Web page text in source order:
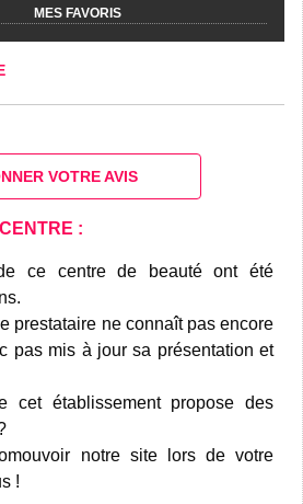
MES FAVORIS
VOTRE AVIS
:
ce centre de beauté ont été
prestataire ne connaît pas encore
pas mis à jour sa présentation et
cet établissement propose des
notre site lors de votre
!